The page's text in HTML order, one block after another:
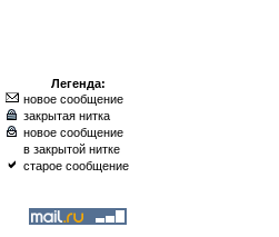
Легенда:
новое сообщение
закрытая нитка
новое сообщение
в закрытой нитке
старое сообщение